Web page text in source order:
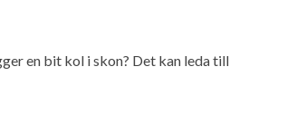
en bit kol i skon? Det kan leda till